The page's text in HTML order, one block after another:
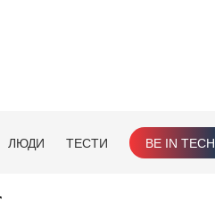
ЛЮДИ ТЕСТИ BE IN TECH